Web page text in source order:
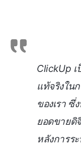
ClickUp เ
แท้จริงใน
ของเรา ซึ่
ยอดขายดิ
หลังการร